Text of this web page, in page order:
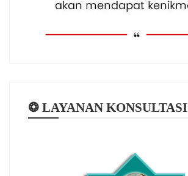
❂ LAYANAN KONSULTASI